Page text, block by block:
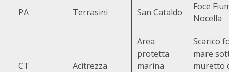
PA Terrasini San Cataldo
Foce
Nocella
CT Acitrezza
Area
protetta
marina
Scarico
mare
muretto